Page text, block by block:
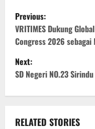
P
o
s
t
n
a
Previous:
VRITIMES Dukung
Congress 2026 sebagai
Next:
SD Negeri NO.23
RELATED STORIES